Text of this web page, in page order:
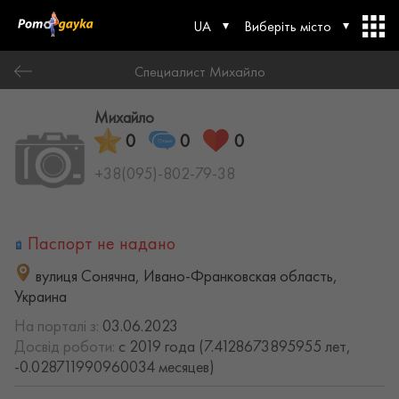
UA Виберіть місто
Специалист Михайло
Михайло
0 0 0
+38(095)-802-79-38
Паспорт не надано
вулиця Сонячна, Ивано-Франковская область,
Украина
На порталі з: 03.06.2023
Досвід роботи: с 2019 года (7.4128673895955 лет,
-0.028711990960034 месяцев)